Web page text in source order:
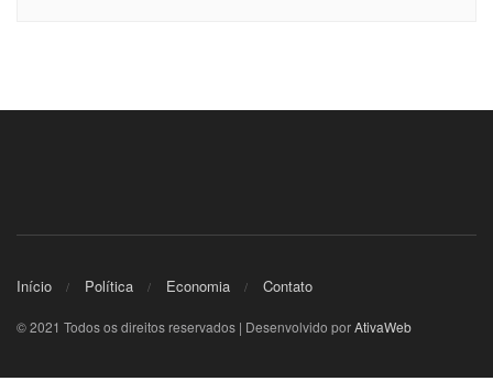
Início Política Economia Contato
© 2021 Todos os direitos reservados | Desenvolvido porAtivaWeb